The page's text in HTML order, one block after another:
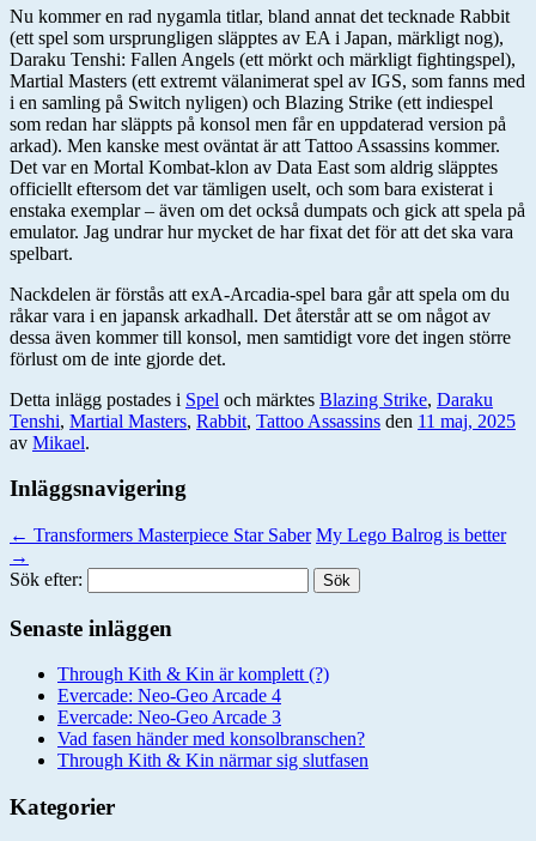
Nu kommer en rad nygamla titlar, bland annat det tecknade Rabbit
(ett spel som ursprungligen släpptes av EA i Japan, märkligt nog),
Daraku Tenshi: Fallen Angels (ett mörkt och märkligt fightingspel),
Martial Masters (ett extremt välanimerat spel av IGS, som fanns med
i en samling på Switch nyligen) och Blazing Strike (ett indiespel
som redan har släppts på konsol men får en uppdaterad version på
arkad). Men kanske mest oväntat är att Tattoo Assassins kommer.
Det var en Mortal Kombat-klon av Data East som aldrig släpptes
officiellt eftersom det var tämligen uselt, och som bara existerat i
enstaka exemplar – även om det också dumpats och gick att spela på
emulator. Jag undrar hur mycket de har fixat det för att det ska vara
spelbart.
Nackdelen är förstås att exA-Arcadia-spel bara går att spela om du
råkar vara i en japansk arkadhall. Det återstår att se om något av
dessa även kommer till konsol, men samtidigt vore det ingen större
förlust om de inte gjorde det.
Detta inlägg postades i Spel och märktes Blazing Strike, Daraku
Tenshi, Martial Masters, Rabbit, Tattoo Assassins den 11 maj, 2025
av Mikael.
Inläggsnavigering
← Transformers Masterpiece Star Saber My Lego Balrog is better
→
Sök efter:
Senaste inläggen
Through Kith & Kin är komplett (?)
Evercade: Neo-Geo Arcade 4
Evercade: Neo-Geo Arcade 3
Vad fasen händer med konsolbranschen?
Through Kith & Kin närmar sig slutfasen
Kategorier